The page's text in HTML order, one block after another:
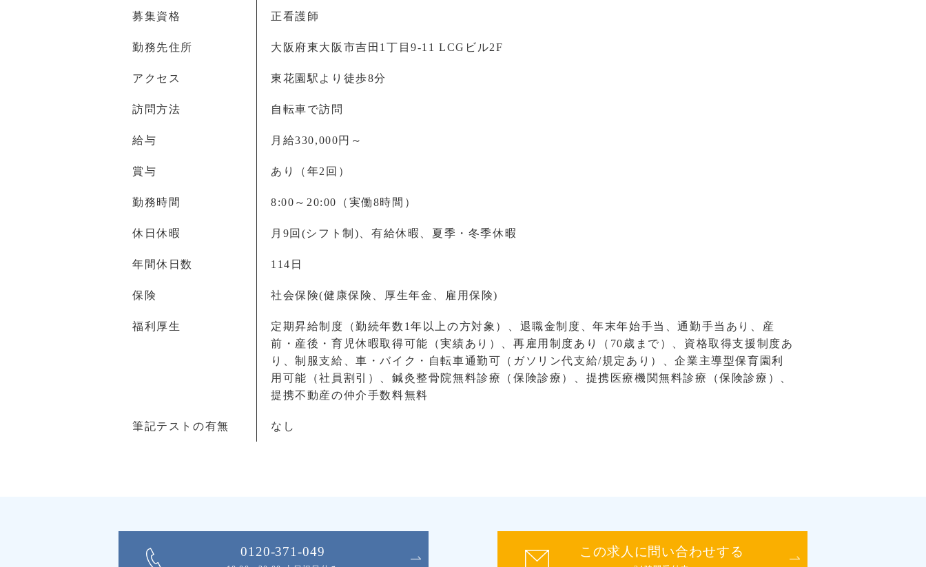
募集資格 正看護師
勤務先住所 大阪府東大阪市吉田1丁目9-11 LCGビル2F
アクセス 東花園駅より徒歩8分
訪問方法 自転車で訪問
給与 月給330,000円～
賞与 あり（年2回）
勤務時間 8:00～20:00（実働8時間）
休日休暇 月9回(シフト制)、有給休暇、夏季・冬季休暇
年間休日数 114日
保険 社会保険(健康保険、厚生年金、雇用保険)
福利厚生
定期昇給制度（勤続年数1年以上の方対象）、退職金制度、年末年始手当、通勤手当あり、産
前・産後・育児休暇取得可能（実績あり）、再雇用制度あり（70歳まで）、資格取得支援制度あ
り、制服支給、車・バイク・自転車通勤可（ガソリン代支給/規定あり）、企業主導型保育園利
用可能（社員割引）、鍼灸整骨院無料診療（保険診療）、提携医療機関無料診療（保険診療）、
提携不動産の仲介手数料無料
筆記テストの有無 なし
0120-371-049 この求人に問い合わせする